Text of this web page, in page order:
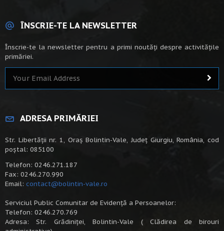
ÎNSCRIE-TE LA NEWSLETTER
Înscrie-te la newsletter pentru a primi noutăți despre activitățile
primăriei.
ADRESA PRIMĂRIEI
Str. Libertății nr. 1, Oraș Bolintin-Vale, Județ Giurgiu, România, cod
poștal: 085100
Telefon: 0246.271.187
Fax: 0246.270.990
Email: contact@bolintin-vale.ro
Serviciul Public Comunitar de Evidență a Persoanelor:
Telefon: 0246.270.769
Adresa: Str. Grădiniței, Bolintin-Vale ( Clădirea de birouri